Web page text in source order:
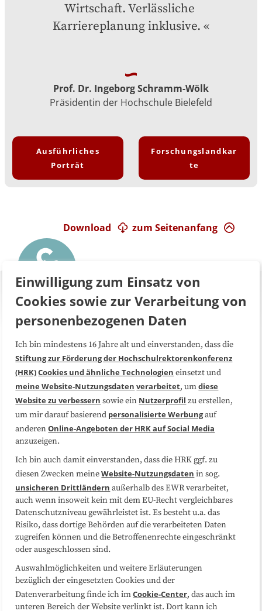
Wirtschaft. Verlässliche
Karriereplanung inklusive.
Prof. Dr. Ingeborg Schramm-Wölk
Präsidentin der Hochschule Bielefeld
Ausführliches
Porträt
Forschungslandkar
te
zum Seitenanfang
Download
Über uns FAQ
Medienarbeit Kooperationen
Datenschutzerklärung Impressum
Sitemap
Folgen Sie uns
Einwilligung zum Einsatz von
Cookies sowie zur Verarbeitung von
personenbezogenen Daten
Ich bin mindestens 16 Jahre alt und einverstanden, dass die
Stiftung zur Förderung der Hochschulrektorenkonferenz
(HRK)Cookies und ähnliche Technologien einsetzt und
meine Website-Nutzungsdaten verarbeitet, umdiese
Website zu verbessern sowie ein Nutzerprofil zu erstellen,
um mir darauf basierend personalisierte Werbungauf
anderenOnline-Angeboten der HRK auf Social Media
anzuzeigen.
Ich bin auch damit einverstanden, dass die HRK ggf. zu
diesen Zwecken meineWebsite-Nutzungsdaten in sog.
unsicheren Drittländern außerhalb des EWR verarbeitet,
auch wenn insoweit kein mit dem EU-Recht vergleichbares
Datenschutzniveau gewährleistet ist. Es besteht u.a. das
Risiko, dass dortige Behörden auf die verarbeiteten Daten
zugreifen können und die Betroffenenrechte eingeschränkt
oder ausgeschlossen sind.
Auswahlmöglichkeiten und weitere Erläuterungen
bezüglich der eingesetzten Cookies und der
Datenverarbeitung finde ich imCookie-Center, das auch im
unteren Bereich der Website verlinkt ist. Dort kann ich